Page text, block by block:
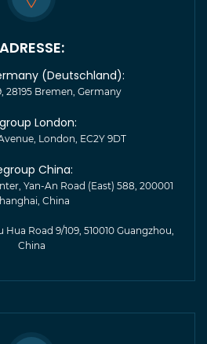
ADRESSE:
(Deutschland):
28195 Bremen, Germany
London:
London, EC2Y 9DT
China:
Yan-An Road (East) 588, 200001
China
Hua Road 9/109, 510010 Guangzhou,
China